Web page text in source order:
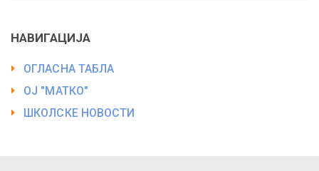
НАВИГАЦИЈА
ОГЛАСНА ТАБЛА
ОЈ "МАТКО"
ШКОЛСКЕ НОВОСТИ